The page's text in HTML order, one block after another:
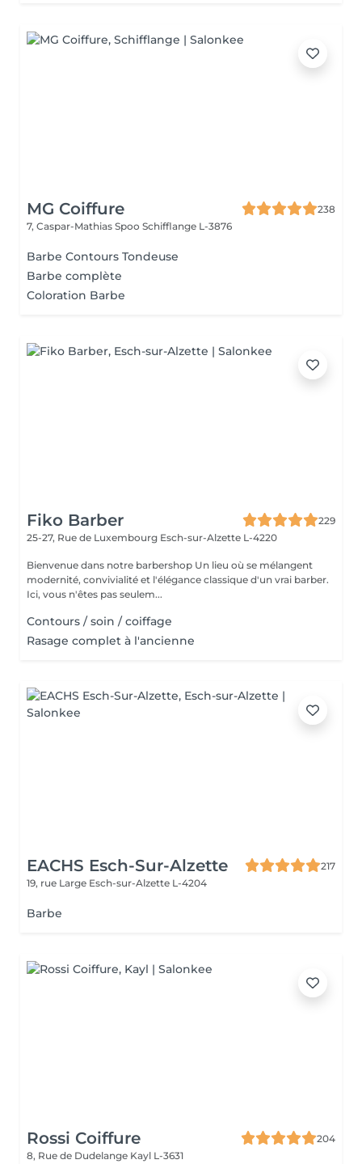
MG Coiffure
238
7, Caspar-Mathias Spoo Schifflange L-3876
Barbe Contours Tondeuse
Barbe complète
Coloration Barbe
Fiko Barber
229
25-27, Rue de Luxembourg Esch-sur-Alzette L-4220
Bienvenue dans notre barbershop Un lieu où se mélangent
modernité, convivialité et l'élégance classique d'un vrai barber.
Ici, vous n'êtes pas seulem...
Contours / soin / coiffage
Rasage complet à l'ancienne
EACHS Esch-Sur-Alzette
217
19, rue Large Esch-sur-Alzette L-4204
Barbe
Rossi Coiffure
204
8, Rue de Dudelange Kayl L-3631